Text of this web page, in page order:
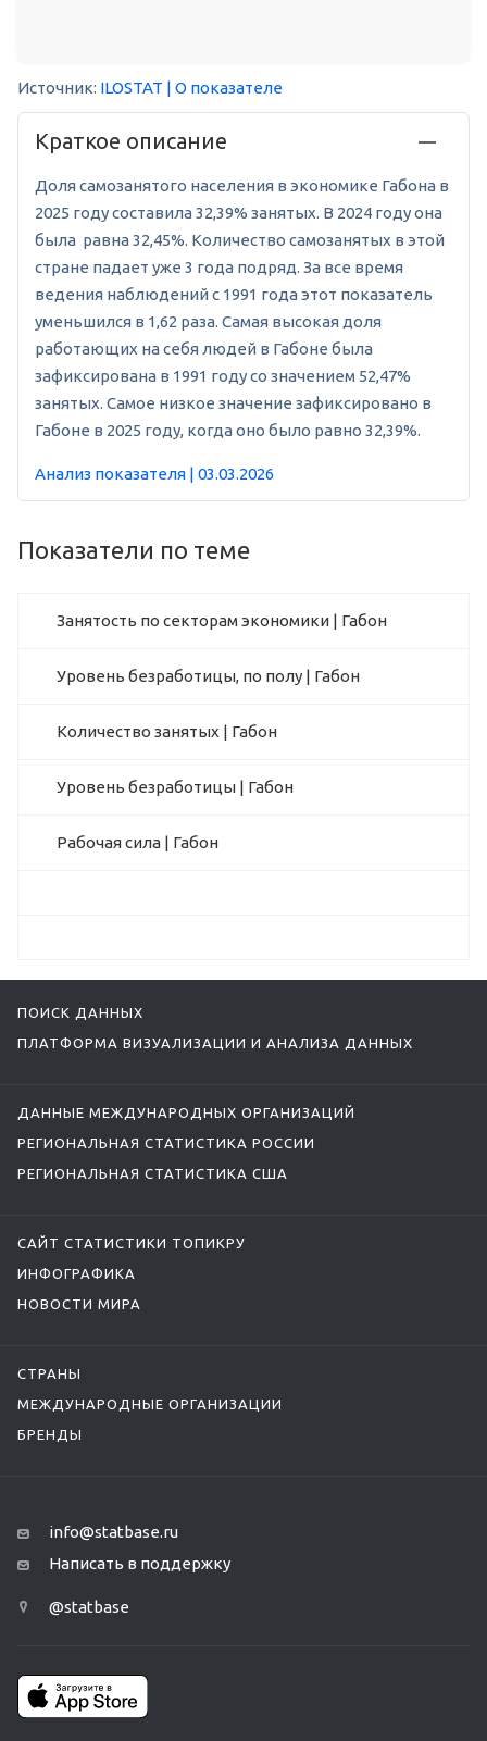
Источник: ILOSTAT | О показателе
Краткое описание
Доля самозанятого населения в экономике Габона в
2025 году составила 32,39% занятых. В 2024 году она
была равна 32,45%. Количество самозанятых в этой
стране падает уже 3 года подряд. За все время
ведения наблюдений с 1991 года этот показатель
уменьшился в 1,62 раза. Самая высокая доля
работающих на себя людей в Габоне была
зафиксирована в 1991 году со значением 52,47%
занятых. Самое низкое значение зафиксировано в
Габоне в 2025 году, когда оно было равно 32,39%.
Анализ показателя | 03.03.2026
Показатели по теме
Занятость по секторам экономики | Габон
Уровень безработицы, по полу | Габон
Количество занятых | Габон
Уровень безработицы | Габон
Рабочая сила | Габон
ПОИСК ДАННЫХ
ПЛАТФОРМА ВИЗУАЛИЗАЦИИ И АНАЛИЗА ДАННЫХ
ДАННЫЕ МЕЖДУНАРОДНЫХ ОРГАНИЗАЦИЙ
РЕГИОНАЛЬНАЯ СТАТИСТИКА РОССИИ
РЕГИОНАЛЬНАЯ СТАТИСТИКА США
САЙТ СТАТИСТИКИ ТОПИКРУ
ИНФОГРАФИКА
НОВОСТИ МИРА
СТРАНЫ
МЕЖДУНАРОДНЫЕ ОРГАНИЗАЦИИ
БРЕНДЫ
info@statbase.ru
Написать в поддержку
@statbase